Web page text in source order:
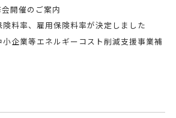
開催のご案内
料率、雇用保険料率が決定しました
企業等エネルギーコスト削減支援事業補